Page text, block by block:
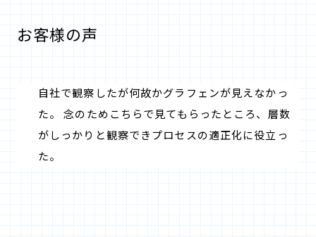
お客様の声
自社で観察したが何故かグラフェンが見えなかっ
た。 念のためこちらで見てもらったところ、層数
がしっかりと観察できプロセスの適正化に役立っ
た。